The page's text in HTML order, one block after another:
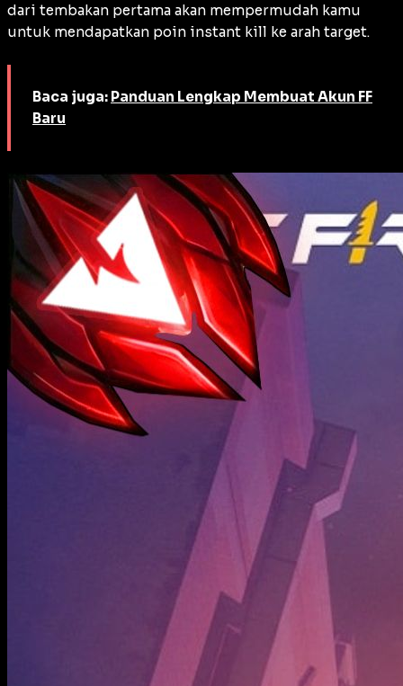
dari tembakan pertama akan mempermudah kamu
untuk mendapatkan poin instant kill ke arah target.
Baca juga: Panduan Lengkap Membuat Akun FF
Baru